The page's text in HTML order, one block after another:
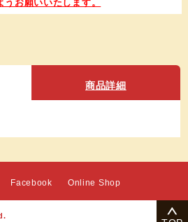
商品詳細
Facebook Online Shop